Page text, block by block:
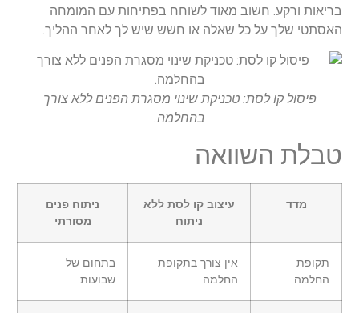
בריאות ורקע. חשוב מאוד לשוחח בפתיחות עם המומחה
האסתטי שלך על כל שאלה או חשש שיש לך לאחר ההליך.
פיסול קו לסת: טכניקת שינוי מסגרת הפנים ללא צורך
בהחלמה.
טבלת השוואה
מדד
עיצוב קו לסת ללא
ניתוח
ניתוח פנים
מסורתי
תקופת
החלמה
אין צורך בתקופת
החלמה
בתחום של
שבועות